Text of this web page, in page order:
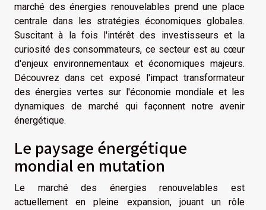
marché des énergies renouvelables prend une place
centrale dans les stratégies économiques globales.
Suscitant à la fois l'intérêt des investisseurs et la
curiosité des consommateurs, ce secteur est au cœur
d'enjeux environnementaux et économiques majeurs.
Découvrez dans cet exposé l'impact transformateur
des énergies vertes sur l'économie mondiale et les
dynamiques de marché qui façonnent notre avenir
énergétique.
Le paysage énergétique
mondial en mutation
Le marché des énergies renouvelables est
actuellement en pleine expansion, jouant un rôle